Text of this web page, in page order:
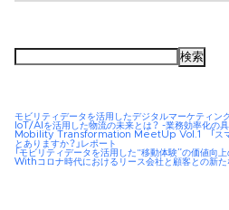
検
モビリティデータを活用したデジタルマーケティン
IoT/AIを活用した物流の未来とは？ -業務効率化の
Mobility Transformation MeetUp Vol.1 「スマ
とありますか？」レポート
「モビリティデータを活用した“移動体験”の価値向上
Withコロナ時代におけるリース会社と顧客との新た